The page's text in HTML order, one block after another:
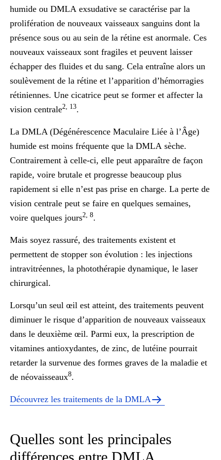
humide ou DMLA exsudative se caractérise par la
prolifération de nouveaux vaisseaux sanguins dont la
présence sous ou au sein de la rétine est anormale. Ces
nouveaux vaisseaux sont fragiles et peuvent laisser
échapper des fluides et du sang. Cela entraîne alors un
soulèvement de la rétine et l’apparition d’hémorragies
rétiniennes. Une cicatrice peut se former et affecter la
vision centrale2, 13.
La DMLA (Dégénérescence Maculaire Liée à l’Âge)
humide est moins fréquente que la DMLA sèche.
Contrairement à celle-ci, elle peut apparaître de façon
rapide, voire brutale et progresse beaucoup plus
rapidement si elle n’est pas prise en charge. La perte de
vision centrale peut se faire en quelques semaines,
voire quelques jours2, 8.
Mais soyez rassuré, des traitements existent et
permettent de stopper son évolution : les injections
intravitréennes, la photothérapie dynamique, le laser
chirurgical.
Lorsqu’un seul œil est atteint, des traitements peuvent
diminuer le risque d’apparition de nouveaux vaisseaux
dans le deuxième œil. Parmi eux, la prescription de
vitamines antioxydantes, de zinc, de lutéine pourrait
retarder la survenue des formes graves de la maladie et
de néovaisseaux8.
Découvrez les traitements de la DMLA
Quelles sont les principales